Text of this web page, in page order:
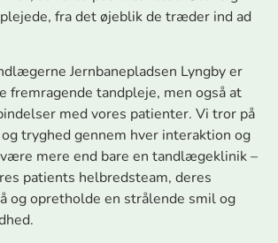
fra det øjeblik de træder ind ad
Jernbanepladsen Lyngby er
fremragende tandpleje, men også at
med vores patienter. Vi tror på
tryghed gennem hver interaktion og
mere end bare en tandlægeklinik –
patients helbredsteam, deres
og opretholde en strålende smil og